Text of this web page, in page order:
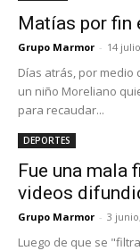
Matías por fin
Grupo Marmor - 14
Días atrás, por medio
un niño Moreliano
para recaudar...
DEPORTES
Fue una mala
videos
Grupo Marmor - 3
Luego de que se